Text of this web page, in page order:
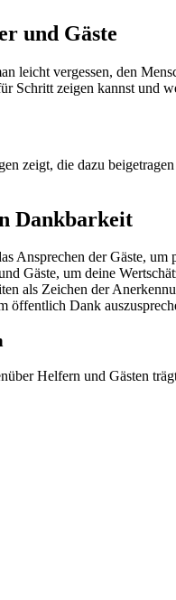
und Gäste
leicht vergessen, den
zeigen kannst und
zeigt, die dazu
Dankbarkeit
Ansprechen der Gäste, um
Gäste, um deine
als Zeichen der
öffentlich Dank
Helfern und Gästen